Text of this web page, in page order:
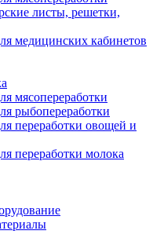
листы, решетки,
медицинских кабинетов
мясопереработки
рыбопереработки
переработки овощей и
переработки молока